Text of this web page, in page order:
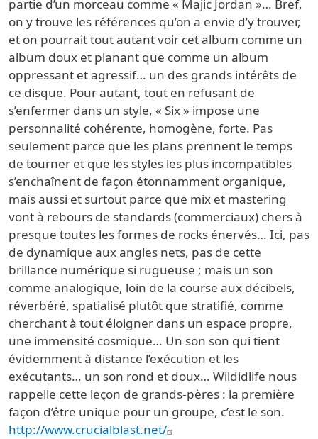
partie d’un morceau comme « Majic Jordan »… Bref,
on y trouve les références qu’on a envie d’y trouver,
et on pourrait tout autant voir cet album comme un
album doux et planant que comme un album
oppressant et agressif… un des grands intérêts de
ce disque. Pour autant, tout en refusant de
s’enfermer dans un style, « Six » impose une
personnalité cohérente, homogène, forte. Pas
seulement parce que les plans prennent le temps
de tourner et que les styles les plus incompatibles
s’enchaînent de façon étonnamment organique,
mais aussi et surtout parce que mix et mastering
vont à rebours de standards (commerciaux) chers à
presque toutes les formes de rocks énervés… Ici, pas
de dynamique aux angles nets, pas de cette
brillance numérique si rugueuse ; mais un son
comme analogique, loin de la course aux décibels,
réverbéré, spatialisé plutôt que stratifié, comme
cherchant à tout éloigner dans un espace propre,
une immensité cosmique… Un son son qui tient
évidemment à distance l’exécution et les
exécutants… un son rond et doux… Wildidlife nous
rappelle cette leçon de grands-pères : la première
façon d’être unique pour un groupe, c’est le son.
http://www.crucialblast.net/